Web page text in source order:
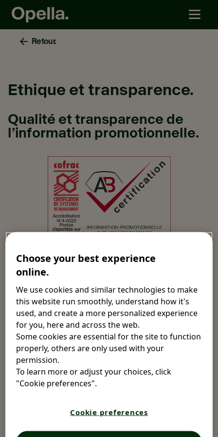
Retour.
Ethique et transparence.
Qualité et transparence de
l’information promotionnelle.
Dans le cadre de notre activité d’information
promotionnelle auprès des professionnels de santé,
qualité sur les médicaments présentés, dans le respect
notamment de leur Autorisation de Mise sur le Marché,
et de promouvoir leur bon usage.
L’activité d’information promotionnelle est encadrée par
la charte de l’information par démarchage ou
prospection visant à la promotion des médicaments,
modifiée le 15 octobre 2014. Cette activité fait donc
l’objet d’une certification annuelle, sur la base du
Chez Opella Healthcare France
Choose your best experience
online.
We use cookies and similar technologies to make
this website run smoothly, understand how it's
used, and create a more personalized experience
for you, here and across the web.
Some cookies are essential for the site to function
properly, others are only used with your
permission.
To learn more or adjust your choices, click
"Cookie preferences".
Cookie preferences